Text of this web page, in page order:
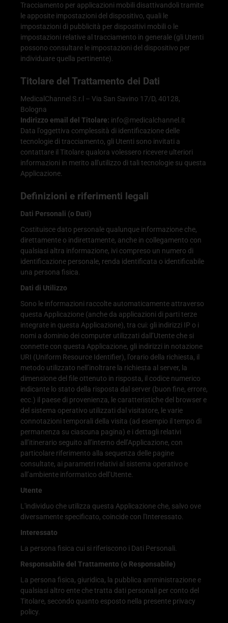
Tracciamento per applicazioni mobili disattivandoli tramite
le apposite impostazioni del dispositivo, quali le
impostazioni di pubblicità per dispositivi mobili o le
impostazioni relative al tracciamento in generale (gli Utenti
possono consultare le impostazioni del dispositivo per
individuare quella pertinente).
Titolare del Trattamento dei Dati
MedicalChannel S.r.l – Via San Savino 17/D, 40128,
Bologna
Indirizzo email del Titolare: info@medicalchannel.it
Data l'oggettiva complessità di identificazione delle
tecnologie di tracciamento, gli Utenti sono invitati a
contattare il Titolare qualora volessero ricevere ulteriori
informazioni in merito all'utilizzo di tali tecnologie su questa
Applicazione.
Definizioni e riferimenti legali
Dati Personali (o Dati)
Costituisce dato personale qualunque informazione che,
direttamente o indirettamente, anche in collegamento con
qualsiasi altra informazione, ivi compreso un numero di
identificazione personale, renda identificata o identificabile
una persona fisica.
Dati di Utilizzo
Sono le informazioni raccolte automaticamente attraverso
questa Applicazione (anche da applicazioni di parti terze
integrate in questa Applicazione), tra cui: gli indirizzi IP o i
nomi a dominio dei computer utilizzati dall’Utente che si
connette con questa Applicazione, gli indirizzi in notazione
URI (Uniform Resource Identifier), l’orario della richiesta, il
metodo utilizzato nell’inoltrare la richiesta al server, la
dimensione del file ottenuto in risposta, il codice numerico
indicante lo stato della risposta dal server (buon fine, errore,
ecc.) il paese di provenienza, le caratteristiche del browser e
del sistema operativo utilizzati dal visitatore, le varie
connotazioni temporali della visita (ad esempio il tempo di
permanenza su ciascuna pagina) e i dettagli relativi
all’itinerario seguito all’interno dell’Applicazione, con
particolare riferimento alla sequenza delle pagine
consultate, ai parametri relativi al sistema operativo e
all’ambiente informatico dell’Utente.
Utente
L'individuo che utilizza questa Applicazione che, salvo ove
diversamente specificato, coincide con l'Interessato.
Interessato
La persona fisica cui si riferiscono i Dati Personali.
Responsabile del Trattamento (o Responsabile)
La persona fisica, giuridica, la pubblica amministrazione e
qualsiasi altro ente che tratta dati personali per conto del
Titolare, secondo quanto esposto nella presente privacy
policy.